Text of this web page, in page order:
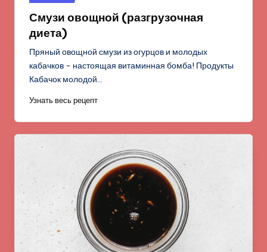
в
Смузи овощной (разгрузочная
диета)
Пряный овощной смузи из огурцов и молодых
кабачков - настоящая витаминная бомба! Продукты
Кабачок молодой…
Узнать весь рецепт